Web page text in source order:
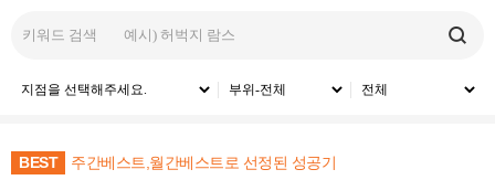
BEST 주간베스트,월간베스트로 선정된 성공기